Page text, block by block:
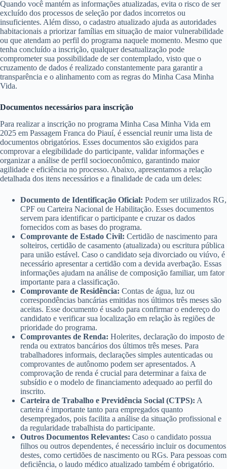
Quando você mantém as informações atualizadas, evita o risco de ser
excluído dos processos de seleção por dados incorretos ou
insuficientes. Além disso, o cadastro atualizado ajuda as autoridades
habitacionais a priorizar famílias em situação de maior vulnerabilidade
ou que atendam ao perfil do programa naquele momento. Mesmo que
tenha concluído a inscrição, qualquer desatualização pode
comprometer sua possibilidade de ser contemplado, visto que o
cruzamento de dados é realizado constantemente para garantir a
transparência e o alinhamento com as regras do Minha Casa Minha
Vida.
Documentos necessários para inscrição
Para realizar a inscrição no programa Minha Casa Minha Vida em
2025 em Passagem Franca do Piauí, é essencial reunir uma lista de
documentos obrigatórios. Esses documentos são exigidos para
comprovar a elegibilidade do participante, validar informações e
organizar a análise de perfil socioeconômico, garantindo maior
agilidade e eficiência no processo. Abaixo, apresentamos a relação
detalhada dos itens necessários e a finalidade de cada um deles:
Documento de Identificação Oficial: Podem ser utilizados RG,
CPF ou Carteira Nacional de Habilitação. Esses documentos
servem para identificar o participante e cruzar os dados
fornecidos com as bases do programa.
Comprovante de Estado Civil: Certidão de nascimento para
solteiros, certidão de casamento (atualizada) ou escritura pública
para união estável. Caso o candidato seja divorciado ou viúvo, é
necessário apresentar a certidão com a devida averbação. Essas
informações ajudam na análise de composição familiar, um fator
importante para a classificação.
Comprovante de Residência: Contas de água, luz ou
correspondências bancárias emitidas nos últimos três meses são
aceitas. Esse documento é usado para confirmar o endereço do
candidato e verificar sua localização em relação às regiões de
prioridade do programa.
Comprovantes de Renda: Holerites, declaração do imposto de
renda ou extratos bancários dos últimos três meses. Para
trabalhadores informais, declarações simples autenticadas ou
comprovantes de autônomo podem ser apresentados. A
comprovação de renda é crucial para determinar a faixa de
subsídio e o modelo de financiamento adequado ao perfil do
inscrito.
Carteira de Trabalho e Previdência Social (CTPS): A
carteira é importante tanto para empregados quanto
desempregados, pois facilita a análise da situação profissional e
da regularidade trabalhista do participante.
Outros Documentos Relevantes: Caso o candidato possua
filhos ou outros dependentes, é necessário incluir os documentos
destes, como certidões de nascimento ou RGs. Para pessoas com
deficiência, o laudo médico atualizado também é obrigatório.